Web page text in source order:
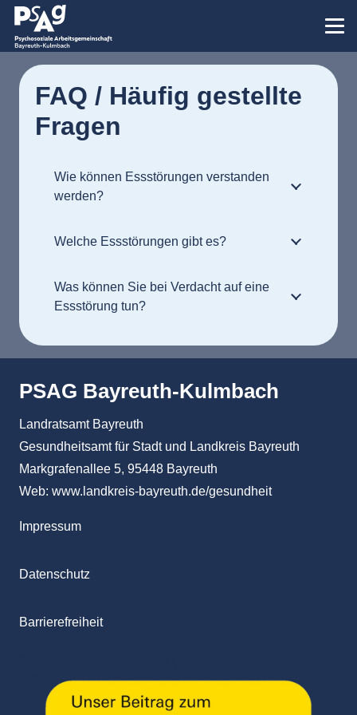
FAQ / Häufig gestellte
Fragen
Wie können Essstörungen verstanden
werden?
Welche Essstörungen gibt es?
Was können Sie bei Verdacht auf eine
Essstörung tun?
PSAG Bayreuth-Kulmbach
Landratsamt Bayreuth
Gesundheitsamt für Stadt und Landkreis Bayreuth
Markgrafenallee 5, 95448 Bayreuth
Web: www.landkreis-bayreuth.de/gesundheit
Impressum
Datenschutz
Barrierefreiheit